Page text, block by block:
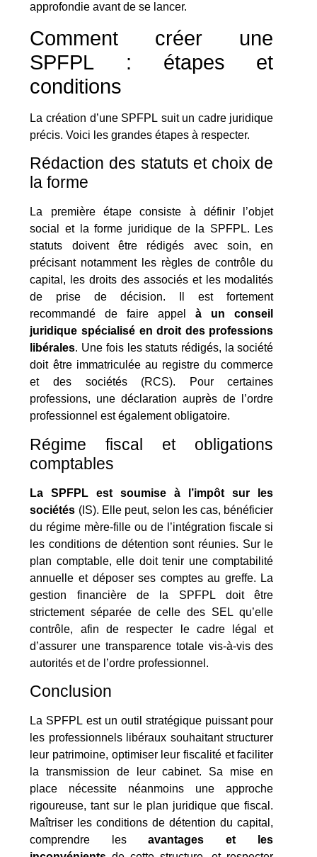
approfondie avant de se lancer.
Comment créer une
SPFPL : étapes et
conditions
La création d’une SPFPL suit un cadre juridique
précis. Voici les grandes étapes à respecter.
Rédaction des statuts et choix de
la forme
La première étape consiste à définir l’objet
social et la forme juridique de la SPFPL. Les
statuts doivent être rédigés avec soin, en
précisant notamment les règles de contrôle du
capital, les droits des associés et les modalités
de prise de décision. Il est fortement
recommandé de faire appelà un conseil
juridique spécialisé en droit des professions
libérales. Une fois les statuts rédigés, la société
doit être immatriculée au registre du commerce
et des sociétés (RCS). Pour certaines
professions, une déclaration auprès de l’ordre
professionnel est également obligatoire.
Régime fiscal et obligations
comptables
La SPFPL est soumise à l’impôt sur les
sociétés (IS). Elle peut, selon les cas, bénéficier
du régime mère-fille ou de l’intégration fiscale si
les conditions de détention sont réunies. Sur le
plan comptable, elle doit tenir une comptabilité
annuelle et déposer ses comptes au greffe. La
gestion financière de la SPFPL doit être
strictement séparée de celle des SEL qu’elle
contrôle, afin de respecter le cadre légal et
d’assurer une transparence totale vis-à-vis des
autorités et de l’ordre professionnel.
Conclusion
La SPFPL est un outil stratégique puissant pour
les professionnels libéraux souhaitant structurer
leur patrimoine, optimiser leur fiscalité et faciliter
la transmission de leur cabinet. Sa mise en
place nécessite néanmoins une approche
rigoureuse, tant sur le plan juridique que fiscal.
Maîtriser les conditions de détention du capital,
comprendre lesavantages et les